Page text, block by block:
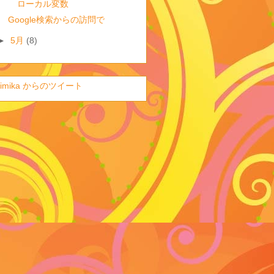
ローカル変数
Google検索からの訪問で
5月 (8)
からのツイート